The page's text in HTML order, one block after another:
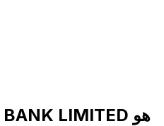
رمز SWIFT لـ AXIS BANK LIMITED هو